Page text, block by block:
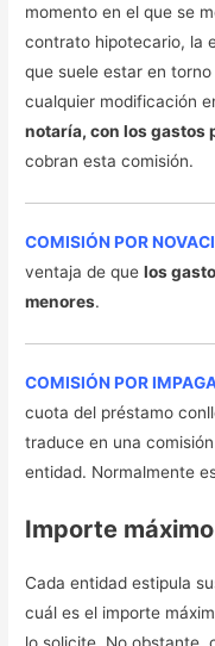
momento en el que se
contrato hipotecario, la
que suele estar en torno
cualquier modificación
notaría, con los gastos
cobran esta comisión.
COMISIÓN POR
ventaja de quelos
menores.
COMISIÓN POR
cuota del préstamo
traduce en una
entidad. Normalmente
Importe
Cada entidad estipula
cuál es el importe